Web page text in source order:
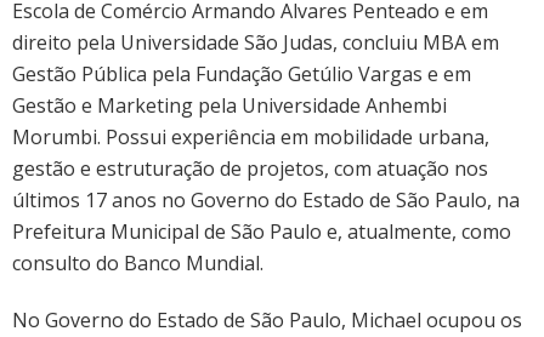
Escola de Comércio Armando Alvares Penteado e em
direito pela Universidade São Judas, concluiu MBA em
Gestão Pública pela Fundação Getúlio Vargas e em
Gestão e Marketing pela Universidade Anhembi
Morumbi. Possui experiência em mobilidade urbana,
gestão e estruturação de projetos, com atuação nos
últimos 17 anos no Governo do Estado de São Paulo, na
Prefeitura Municipal de São Paulo e, atualmente, como
consulto do Banco Mundial.
No Governo do Estado de São Paulo, Michael ocupou os